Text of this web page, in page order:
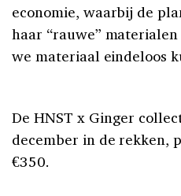
economie, waarbij de
haar “rauwe”
we materiaal eindeloos
De HNST x Ginger
december in de rekken,
€350.